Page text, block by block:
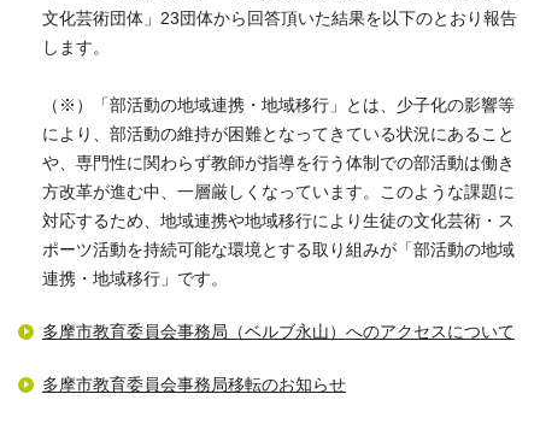
文化芸術団体」23団体から回答頂いた結果を以下のとおり報告
します。
（※）「部活動の地域連携・地域移行」とは、少子化の影響等
により、部活動の維持が困難となってきている状況にあること
や、専門性に関わらず教師が指導を行う体制での部活動は働き
方改革が進む中、一層厳しくなっています。このような課題に
対応するため、地域連携や地域移行により生徒の文化芸術・ス
ポーツ活動を持続可能な環境とする取り組みが「部活動の地域
連携・地域移行」です。
多摩市教育委員会事務局（ベルブ永山）へのアクセスについて
多摩市教育委員会事務局移転のお知らせ